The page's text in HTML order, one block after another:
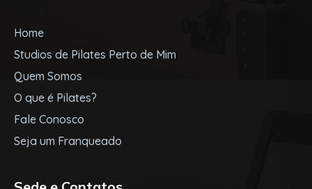
Home
Studios de Pilates Perto de Mim
Quem Somos
O que é Pilates?
Fale Conosco
Seja um Franqueado